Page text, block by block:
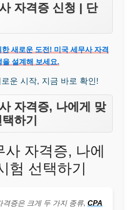
자격증 신청 | 단
새로운 도전! 미국 세무사 자격
을 설계해 보세요.
운 시작, 지금 바로 확인!
자격증, 나에게 맞
하기
사 자격증, 나에
험 선택하기
격증은 크게 두 가지 종류, CPA